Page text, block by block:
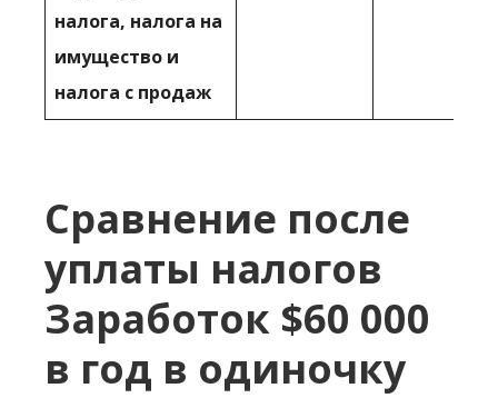
налога, налога на
имущество и
налога с продаж
Сравнение после
уплаты налогов
Заработок $60 000
в год в одиночку